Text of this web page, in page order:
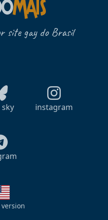
site gay do Brasil
sky instagram